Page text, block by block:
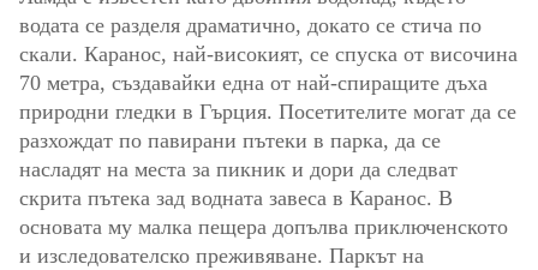
водата се разделя драматично, докато се стича по
скали. Каранос, най-високият, се спуска от височина
70 метра, създавайки една от най-спиращите дъха
природни гледки в Гърция. Посетителите могат да се
разхождат по павирани пътеки в парка, да се
насладят на места за пикник и дори да следват
скрита пътека зад водната завеса в Каранос. В
основата му малка пещера допълва приключенското
и изследователско преживяване. Паркът на